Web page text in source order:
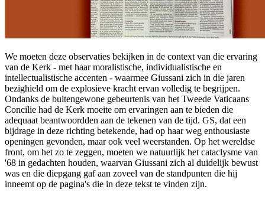
We moeten deze observaties bekijken in de context van die ervaring
van de Kerk - met haar moralistische, individualistische en
intellectualistische accenten - waarmee Giussani zich in die jaren
bezighield om de explosieve kracht ervan volledig te begrijpen.
Ondanks de buitengewone gebeurtenis van het Tweede Vaticaans
Concilie had de Kerk moeite om ervaringen aan te bieden die
adequaat beantwoordden aan de tekenen van de tijd. GS, dat een
bijdrage in deze richting betekende, had op haar weg enthousiaste
openingen gevonden, maar ook veel weerstanden. Op het wereldse
front, om het zo te zeggen, moeten we natuurlijk het cataclysme van
'68 in gedachten houden, waarvan Giussani zich al duidelijk bewust
was en die diepgang gaf aan zoveel van de standpunten die hij
inneemt op de pagina's die in deze tekst te vinden zijn.